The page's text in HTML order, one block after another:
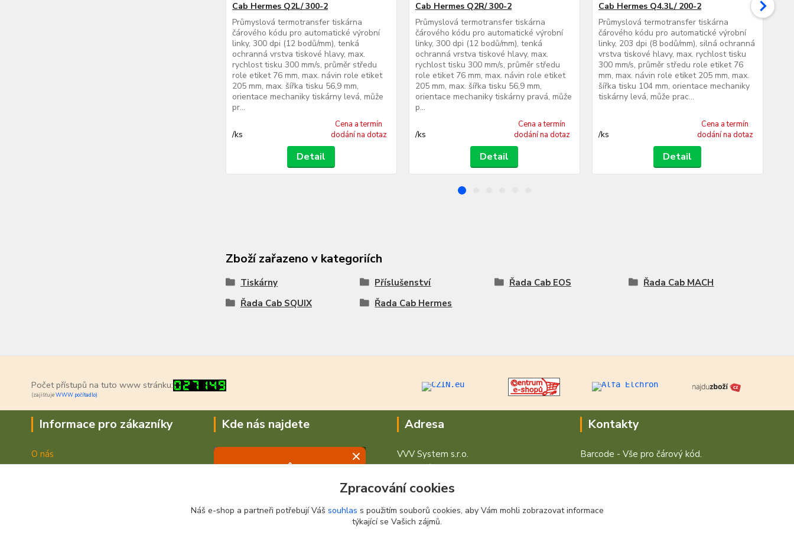
Cab Hermes Q2L/ 300-2
Průmyslová termotransfer tiskárna
čárového kódu pro automatické výrobní
linky, 300 dpi (12 bodů/mm), tenká
ochranná vrstva tiskové hlavy, max.
rychlost tisku 300 mm/s, průměr středu
role etiket 76 mm, max. návin role etiket
205 mm, max. šířka tisku 56,9 mm,
orientace mechaniky tiskárny levá, může
pr...
/ks
Cena a termín
dodání na dotaz
Detail
Cab Hermes Q2R/ 300-2
Průmyslová termotransfer tiskárna
čárového kódu pro automatické výrobní
linky, 300 dpi (12 bodů/mm), tenká
ochranná vrstva tiskové hlavy, max.
rychlost tisku 300 mm/s, průměr středu
role etiket 76 mm, max. návin role etiket
205 mm, max. šířka tisku 56,9 mm,
orientace mechaniky tiskárny pravá, může
p...
/ks
Cena a termín
dodání na dotaz
Detail
Cab Hermes Q4.3L/ 200-2
Průmyslová termotransfer tiskárna
čárového kódu pro automatické výrobní
linky, 203 dpi (8 bodů/mm), silná ochranná
vrstva tiskové hlavy, max. rychlost tisku
300 mm/s, průměr středu role etiket 76
mm, max. návin role etiket 205 mm, max.
šířka tisku 104 mm, orientace mechaniky
tiskárny levá, může prac...
/ks
Cena a termín
dodání na dotaz
Detail
Zboží zařazeno v kategoriích
Tiskárny Příslušenství Řada Cab EOS
Řada Cab MACH
Řada Cab SQUIX
Řada Cab Hermes
Počet přístupů na tuto www stránku:
(zajišťujeWWW počítadlo)
Informace pro zákazníky
O nás
Jak nakupovat
Kde nás najdete Adresa
VVV System s.r.o.
V Podhájí 776/ 30
400 01 Ústí nad Labem
Kontakty
Barcode - Vše pro čárový kód.
Zpracování cookies
Náš e-shop a partneři potřebují Váš souhlas s použitím souborů cookies, aby Vám mohli zobrazovat informace
týkající se Vašich zájmů.